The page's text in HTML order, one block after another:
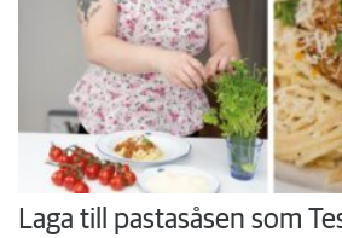
Laga till pastasåsen som